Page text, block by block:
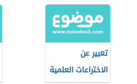
تعبير عن
الاختراعات العلمية